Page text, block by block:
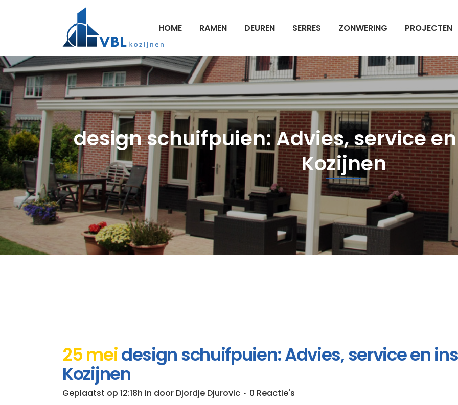
HOME RAMEN DEUREN SERRES ZONWERING PROJECTEN
design schuifpuien: Advies, service
Kozijnen
25 meidesign schuifpuien: Advies, service en
Kozijnen
Geplaatst op 12:18h in door Djordje Djurovic 0 Reactie's